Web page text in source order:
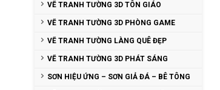
VẼ TRANH TƯỜNG 3D TÔN GIÁO
VẼ TRANH TƯỜNG 3D PHÒNG GAME
VẼ TRANH TƯỜNG LÀNG QUÊ ĐẸP
VẼ TRANH TƯỜNG 3D PHÁT SÁNG
SƠN HIỆU ỨNG – SƠN GIẢ ĐÁ – BÊ TÔNG